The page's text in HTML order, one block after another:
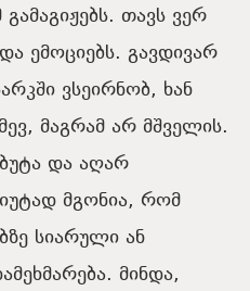
თავს ვერ
ემოციებს. გავდივარ
ვსეირნობ, ხან
მაგრამ არ მშველის.
და აღარ
მგონია, რომ
სიარული ან
მინდა,